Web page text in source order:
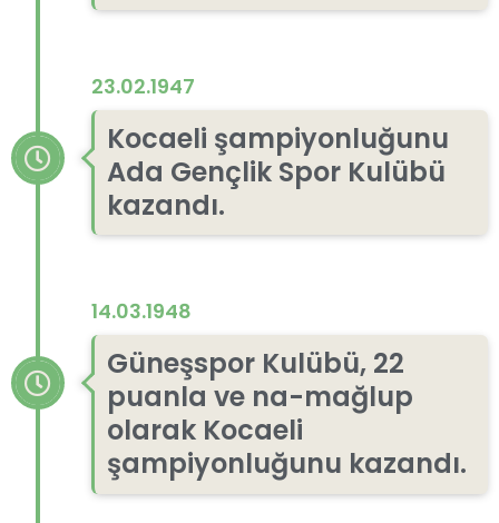
23.02.1947
Kocaeli şampiyonluğunu
Ada Gençlik Spor Kulübü
kazandı.
14.03.1948
Güneşspor Kulübü, 22
puanla ve na-mağlup
olarak Kocaeli
şampiyonluğunu kazandı.